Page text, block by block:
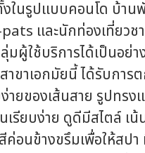
ในรูปแบบคอนโด บ้า
และนักท่องเที่ยวช
มผู้ใช้บริการได้เป็นอย่า
เอกมัยนี้ ได้รับการ
ายของเส้นสาย รูปทรง
เรียบง่าย ดูดีมีสไตล์
ค่อนข้างขรึมเพื่อให้ส